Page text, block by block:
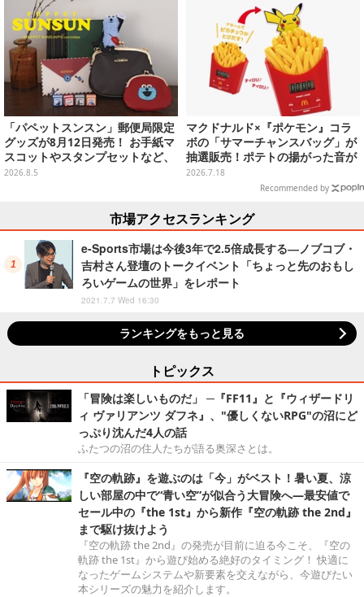
「パペットスンスン」郵便局限定
グッズが8月12日発売！ お手紙マ
スコットやスタンプセットなど、
可愛すぎる全5アイテムがライン
2026.8.5
マクドナルド×『ポケモン』コラ
ボの「サマーチャンスバッグ」が
抽選販売！ポテトの揚がった音が
流れる「とびだすピカチュウ ポテ
トタイマー」など当たる
2026.7.18
Recommended by
市場アクセスランキング
e-Sports市場は今後3年で2.5倍成長する―ノブコブ・
吉村さん登壇のトークイベント「ちょっと先のおもし
ろいゲームの世界」をレポート
2021.7.7 Wed 16:30
ランキングをもっと見る
トピックス
「冒険は楽しいものだ」 ─『FF11』と『ウィザードリ
ィ ヴァリアンツ ダフネ』、"優しくないRPG"の沼にど
っぷり沈んだ4人の話
ふたつの沼の住人たちが語る奥深さとは。
『空の軌跡』を遊ぶのは「今」がベスト！暑い夏、涼
しい部屋の中で“青い空”が似合う大冒険へ―最安値で
セール中の『the 1st』から新作『空の軌跡 the 2nd』
まで駆け抜けよう
『空の軌跡 the 2nd』の発売が目前に迫る今こそ、『空の
軌跡 the 1st』から遊び始める絶好のタイミング！ 快適に
なったゲームシステムや新要素を交えながら、今遊びたい
本シリーズの魅力を紹介します。